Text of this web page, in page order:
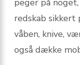
redskab sikkert
våben, knive,
også dække